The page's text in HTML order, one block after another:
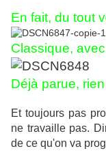
En fait, du tout
Classique,
Déjà parue,
Et toujours pas
ne travaille pas.
de ce qu'on va